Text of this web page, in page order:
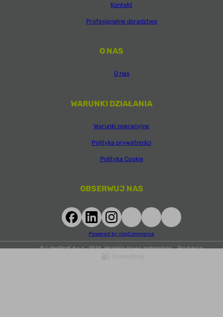
Kontakt
Profesjonalne doradztwo
O NAS
O nas
WARUNKI DZIAŁANIA
Warunki operacyjne
Polityka prywatności
Polityka Cookie
OBSERWUJ NAS
© LabelProfi d.o.o., 2024. Wszelkie prawa zastrzeżone. Produkcja:
Powered by nopCommerce